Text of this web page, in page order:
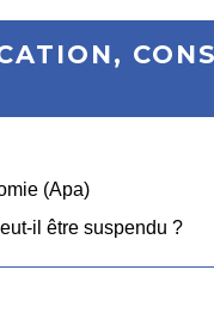
(Apa)
il être suspendu ?